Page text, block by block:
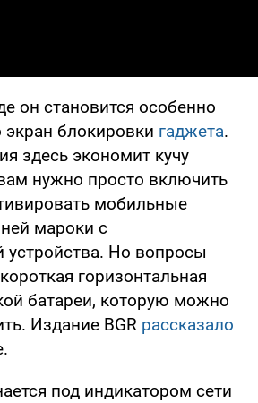
он становится особенно
блокировки гаджета.
здесь экономит кучу
нужно просто включить
мобильные
мароки с
устройства. Но вопросы
горизонтальная
батареи, которую можно
Издание BGR рассказало
под индикатором сети